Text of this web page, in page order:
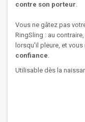
contre son porteur.
Vous ne gâtez pas
RingSling : au
lorsqu'il pleure, et
confiance.
Utilisable dès la